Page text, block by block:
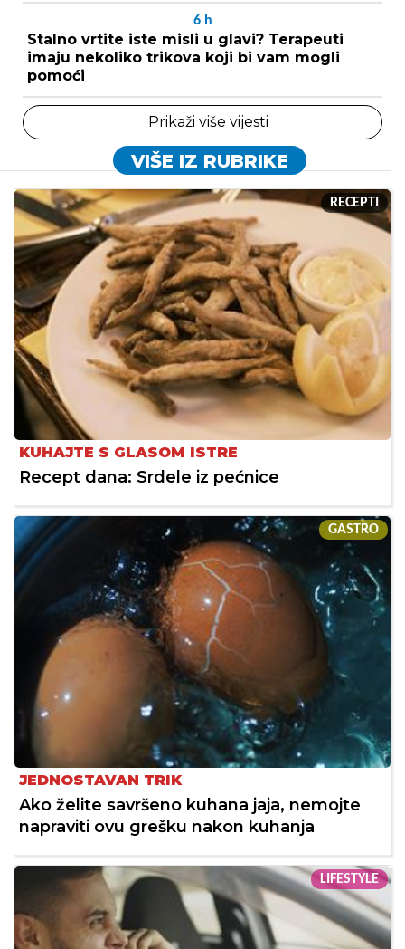
6 h
Stalno vrtite iste misli u glavi? Terapeuti
imaju nekoliko trikova koji bi vam mogli
pomoći
Prikaži više vijesti
VIŠE IZ RUBRIKE
RECEPTI
KUHAJTE S GLASOM ISTRE
Recept dana: Srdele iz pećnice
GASTRO
JEDNOSTAVAN TRIK
Ako želite savršeno kuhana jaja, nemojte
napraviti ovu grešku nakon kuhanja
LIFESTYLE